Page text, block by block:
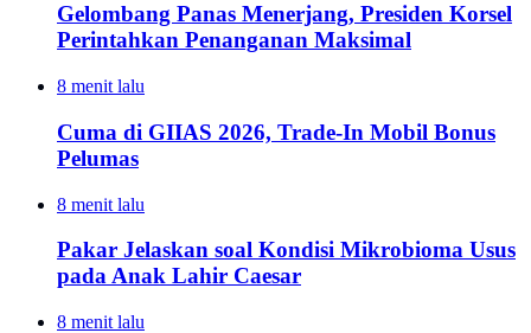
Gelombang Panas Menerjang, Presiden Korsel
Perintahkan Penanganan Maksimal
8 menit lalu
Cuma di GIIAS 2026, Trade-In Mobil Bonus
Pelumas
8 menit lalu
Pakar Jelaskan soal Kondisi Mikrobioma Usus
pada Anak Lahir Caesar
8 menit lalu